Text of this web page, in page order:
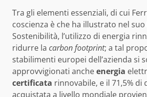
Tra gli elementi essenziali, di cui
coscienza è che ha illustrato nel
Sostenibilità, l’utilizzo di energia
ridurre la carbon footprint; a tal
stabilimenti europei dell’azienda si
approvvigionati ancheenergia
certificata rinnovabile, e il 71,5% di
acquistata a livello mondiale